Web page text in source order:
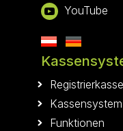
YouTube
Registrierkasse
Kassensystem
Funktionen